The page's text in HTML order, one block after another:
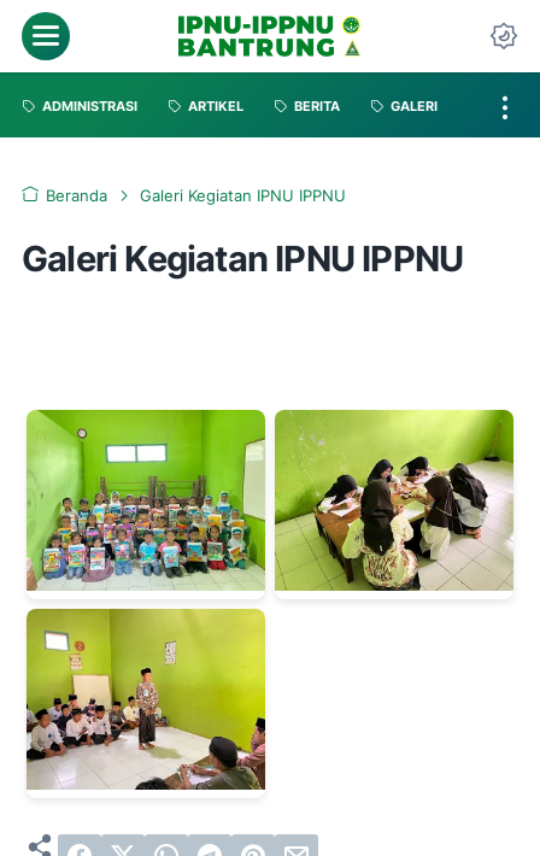
ADMINISTRASI ARTIKEL BERITA GALERI
Beranda Galeri Kegiatan IPNU IPPNU
Galeri Kegiatan IPNU IPPNU